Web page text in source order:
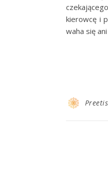
kierowcę i
waha się